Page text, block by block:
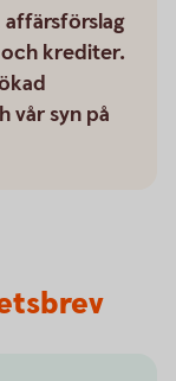
krediter.
vår syn på